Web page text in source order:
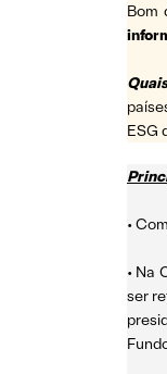
Bom
ESG
•
• Na
ser